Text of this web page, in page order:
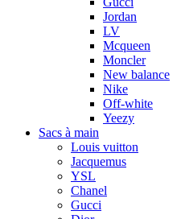
Jordan
LV
Mcqueen
Moncler
New balance
Nike
Off-white
Yeezy
Sacs à main
Louis vuitton
Jacquemus
YSL
Chanel
Gucci